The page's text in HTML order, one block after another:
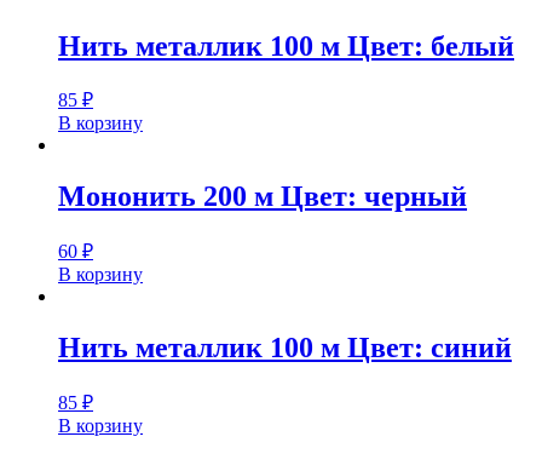
Нить металлик 100 м Цвет: белый
85 ₽
В корзину
Мононить 200 м Цвет: черный
60 ₽
В корзину
Нить металлик 100 м Цвет: синий
85 ₽
В корзину